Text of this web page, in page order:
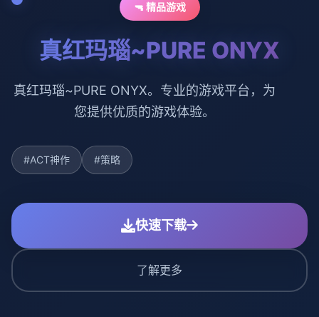
🔫 精品游戏
真红玛瑙~PURE ONYX
真红玛瑙~PURE ONYX。专业的游戏平台，为
您提供优质的游戏体验。
#ACT神作 #策略
快速下载
了解更多